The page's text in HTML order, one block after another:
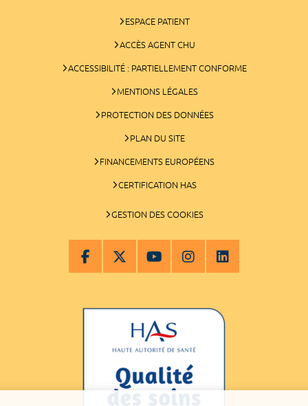
ESPACE PATIENT
ACCÈS AGENT CHU
ACCESSIBILITÉ : PARTIELLEMENT CONFORME
MENTIONS LÉGALES
PROTECTION DES DONNÉES
PLAN DU SITE
FINANCEMENTS EUROPÉENS
CERTIFICATION HAS
GESTION DES COOKIES